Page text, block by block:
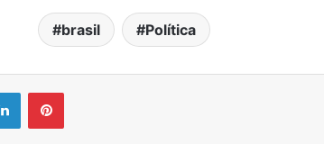
brasil Política
LinkedinPinterest